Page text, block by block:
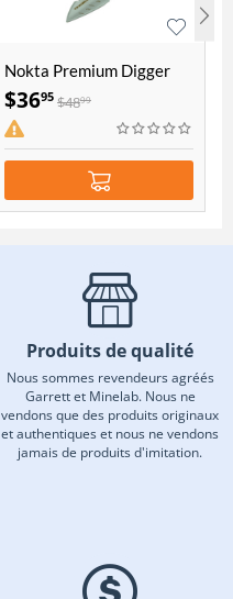
Nokta Premium Digger
$3695 $4899
Produits de qualité
Nous sommes revendeurs agréés
Garrett et Minelab. Nous ne
vendons que des produits originaux
et authentiques et nous ne vendons
jamais de produits d'imitation.